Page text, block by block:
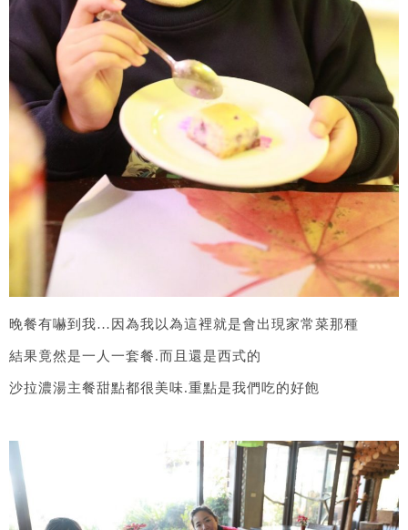
晚餐有嚇到我…因為我以為這裡就是會出現家常菜那種
結果竟然是一人一套餐.而且還是西式的
沙拉濃湯主餐甜點都很美味.重點是我們吃的好飽